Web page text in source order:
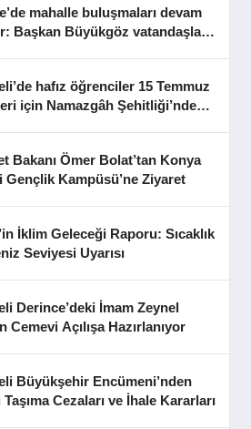
mahalle buluşmaları devam
Başkan Büyükgöz vatandaşları
hafız öğrenciler 15 Temmuz
için Namazgâh Şehitliği’nde
Bakanı Ömer Bolat’tan Konya
Gençlik Kampüsü’ne Ziyaret
İklim Geleceği Raporu: Sıcaklık
Seviyesi Uyarısı
Derince’deki İmam Zeynel
Cemevi Açılışa Hazırlanıyor
Büyükşehir Encümeni’nden
Cezaları ve İhale Kararları